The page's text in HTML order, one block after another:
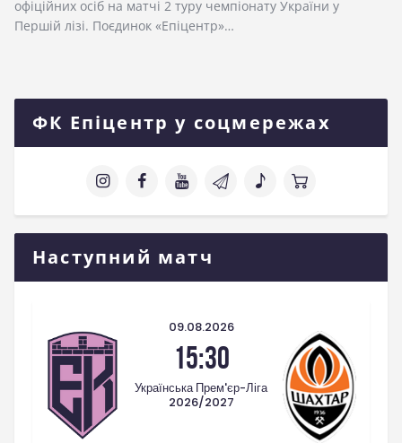
офіційних осіб на матчі 2 туру чемпіонату України у
Першій лізі. Поєдинок «Епіцентр»…
ФК Епіцентр у соцмережах
Наступний матч
09.08.2026
15:30
Українська Прем'єр-Ліга
2026/2027